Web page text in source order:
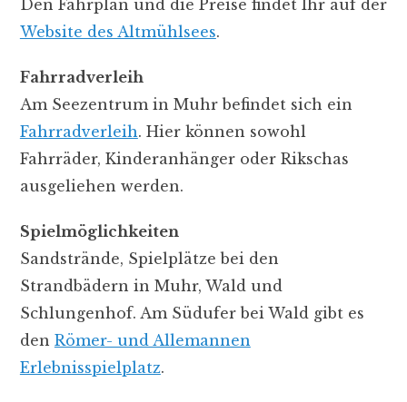
Den Fahrplan und die Preise findet Ihr auf der
Website des Altmühlsees.
Fahrradverleih
Am Seezentrum in Muhr befindet sich ein
Fahrradverleih. Hier können sowohl
Fahrräder, Kinderanhänger oder Rikschas
ausgeliehen werden.
Spielmöglichkeiten
Sandstrände, Spielplätze bei den
Strandbädern in Muhr, Wald und
Schlungenhof. Am Südufer bei Wald gibt es
den Römer- und Allemannen
Erlebnisspielplatz.